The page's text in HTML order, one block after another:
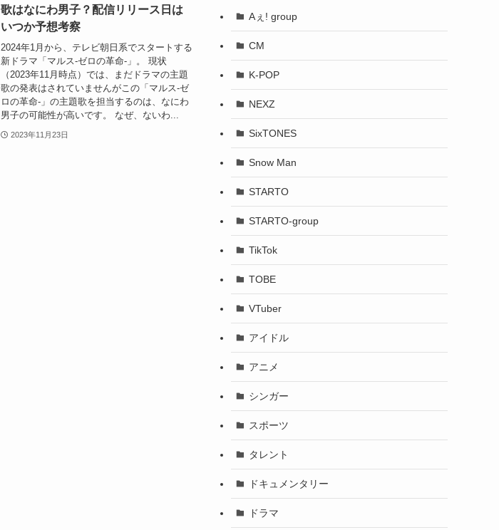
歌はなにわ男子？配信リリース日は
いつか予想考察
2024年1月から、テレビ朝日系でスタートする
新ドラマ「マルス-ゼロの革命-」。 現状
（2023年11月時点）では、まだドラマの主題
歌の発表はされていませんがこの「マルス-ゼ
ロの革命-」の主題歌を担当するのは、なにわ
男子の可能性が高いです。 なぜ、ないわ...
2023年11月23日
Aぇ! group
CM
K-POP
NEXZ
SixTONES
Snow Man
STARTO
STARTO-group
TikTok
TOBE
VTuber
アイドル
アニメ
シンガー
スポーツ
タレント
ドキュメンタリー
ドラマ